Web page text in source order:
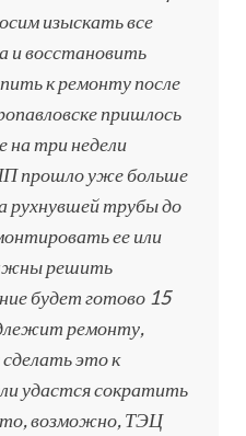
изыскать все
и восстановить
к ремонту после
пришлось
три недели
прошло уже больше
рухнувшей трубы до
ее или
решить
будет готово 15
ремонту,
это к
удастся сократить
то, возможно, ТЭЦ